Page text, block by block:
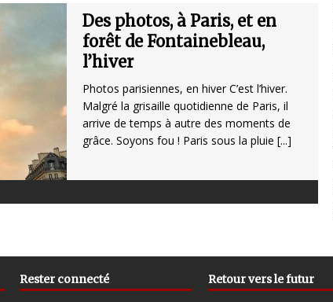
Des photos, à Paris, et en
forêt de Fontainebleau,
l’hiver
Photos parisiennes, en hiver C’est l’hiver.
Malgré la grisaille quotidienne de Paris, il
arrive de temps à autre des moments de
grâce. Soyons fou ! Paris sous la pluie [...]
Rester connecté Retour vers le futur